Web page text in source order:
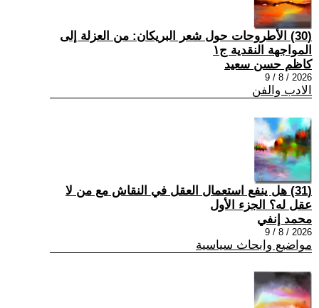
(30) الأطروحات حول شعر البريكان: من العزلة إلى
المواجهة النقدية ج١
كاظم حسن سعيد
2026 / 8 / 9
الادب والفن
(31) هل ينفع استعمال العقل في النقاش مع من لا
عقل له؟ الجزء الأول
محمد إنفي
2026 / 8 / 9
مواضيع وابحاث سياسية